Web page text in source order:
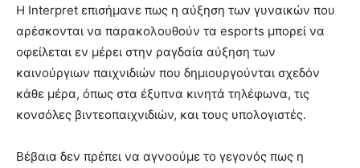
Η Interpret επισήμανε πως η αύξηση των γυναικών που
αρέσκονται να παρακολουθούν τα esports μπορεί να
οφείλεται εν μέρει στην ραγδαία αύξηση των
καινούργιων παιχνιδιών που δημιουργούνται σχεδόν
κάθε μέρα, όπως στα έξυπνα κινητά τηλέφωνα, τις
κονσόλες βιντεοπαιχνιδιών, και τους υπολογιστές.
Βέβαια δεν πρέπει να αγνοούμε το γεγονός πως η